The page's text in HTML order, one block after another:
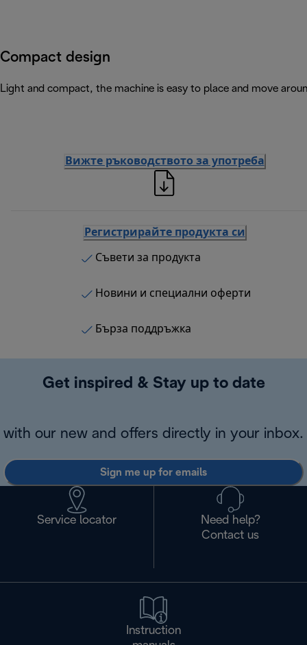
Compact design
Light and compact, the machine is easy to place and move
Вижте ръководството за употреба
Регистрирайте продукта си
Съвети за продукта
Новини и специални оферти
Бърза поддръжка
Get inspired & Stay up to date
with our new and offers directly in your inbox.
Sign me up for emails
Service locator
Need help?
Contact us
Instruction